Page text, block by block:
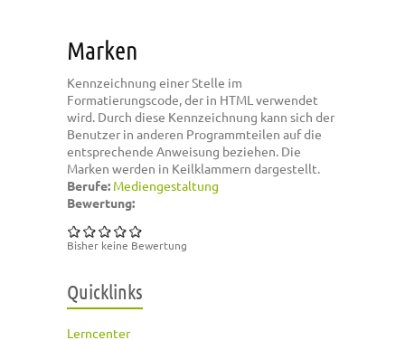
Marken
Kennzeichnung einer Stelle im
Formatierungscode, der in HTML verwendet
wird. Durch diese Kennzeichnung kann sich der
Benutzer in anderen Programmteilen auf die
entsprechende Anweisung beziehen. Die
Marken werden in Keilklammern dargestellt.
Berufe: Mediengestaltung
Bewertung:
Bisher keine Bewertung
Quicklinks
Lerncenter